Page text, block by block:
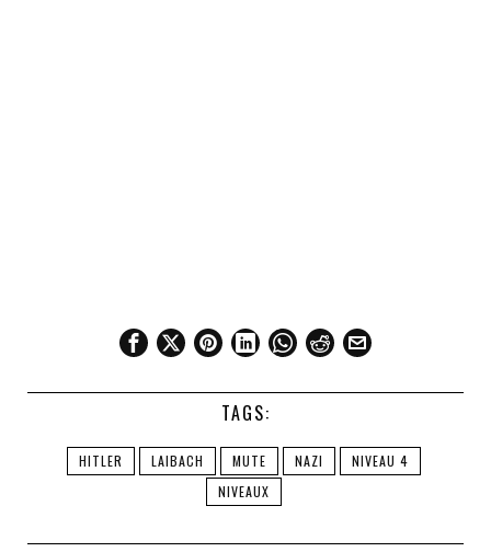
TAGS:
HITLER LAIBACH MUTE NAZI
NIVEAU 4
NIVEAUX